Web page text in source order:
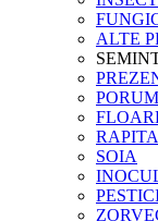
ALTE
RAPITA
SOIA